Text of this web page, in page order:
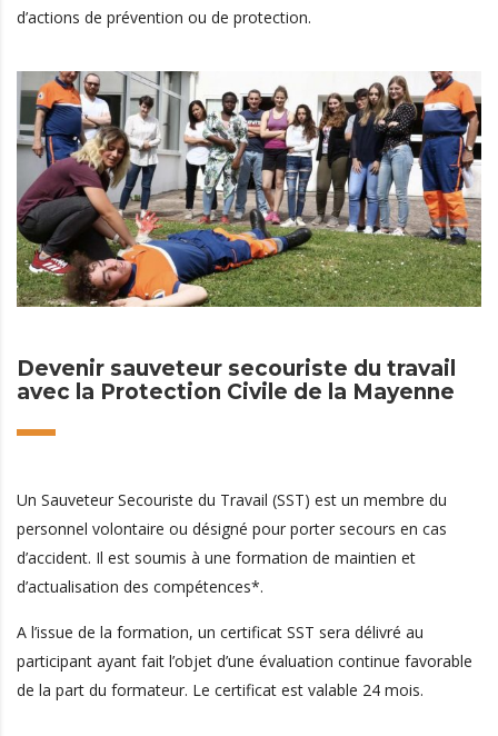
d’actions de prévention ou de protection.
Devenir sauveteur secouriste du travail
avec la Protection Civile de la Mayenne
Un Sauveteur Secouriste du Travail (SST) est un membre du
personnel volontaire ou désigné pour porter secours en cas
d’accident. Il est soumis à une formation de maintien et
d’actualisation des compétences*.
A l’issue de la formation, un certificat SST sera délivré au
participant ayant fait l’objet d’une évaluation continue favorable
de la part du formateur. Le certificat est valable 24 mois.